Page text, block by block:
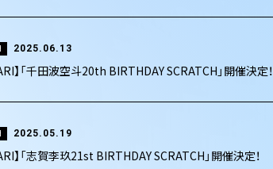
2025.06.13
】「千田波空斗20th BIRTHDAY SCRATCH」開催決定！
2025.05.19
】「志賀李玖21st BIRTHDAY SCRATCH」開催決定！